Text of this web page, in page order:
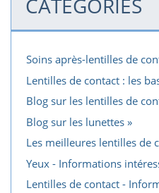
CATÉGORIES
Soins après-lentilles de
Lentilles de contact : les
Blog sur les lentilles de
Blog sur les lunettes
Les meilleures lentilles de
Yeux - Informations
Lentilles de contact -